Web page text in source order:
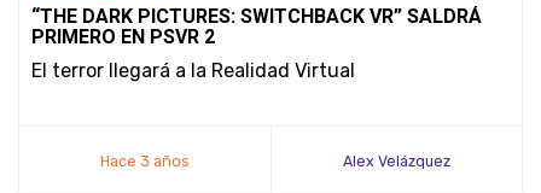
“THE DARK PICTURES: SWITCHBACK VR” SALDRÁ
PRIMERO EN PSVR 2
El terror llegará a la Realidad Virtual
Hace 3 años Alex Velázquez